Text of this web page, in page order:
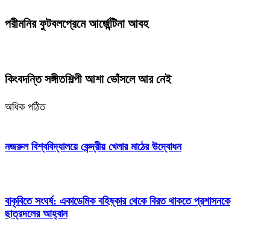
পরীমনির ফুটবলপ্রেমে আর্জেন্টিনা আবহ
কিংবদন্তি সঙ্গীতশিল্পী আশা ভোঁসলে আর নেই
অধিক পঠিত
নজরুল বিশ্ববিদ্যালয়ে কেন্দ্রীয় খেলার মাঠের উদ্বোধন
বাকৃবিতে সংঘর্ষ: একাডেমিক বহিষ্কার থেকে বিরত থাকতে প্রশাসনকে
ছাত্রদলের আহ্বান